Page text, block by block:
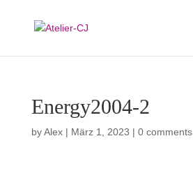
Energy2004-2
byAlex| März 1, 2023 | 0 comments